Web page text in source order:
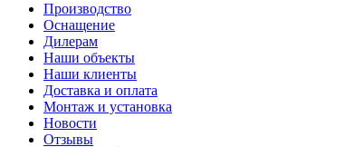
Производство
Оснащение
Дилерам
Наши объекты
Наши клиенты
Доставка и оплата
Монтаж и установка
Новости
Отзывы